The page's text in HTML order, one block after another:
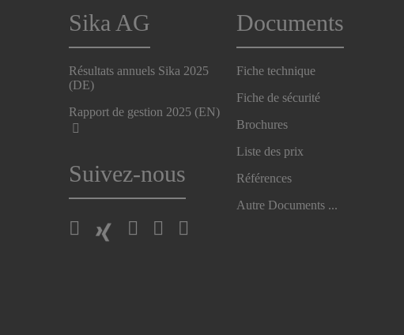
Sika AG
Résultats annuels Sika 2025
(DE)
Rapport de gestion 2025 (EN)
Suivez-nous
Documents
Fiche technique
Fiche de sécurité
Brochures
Liste des prix
Références
Autre Documents ...